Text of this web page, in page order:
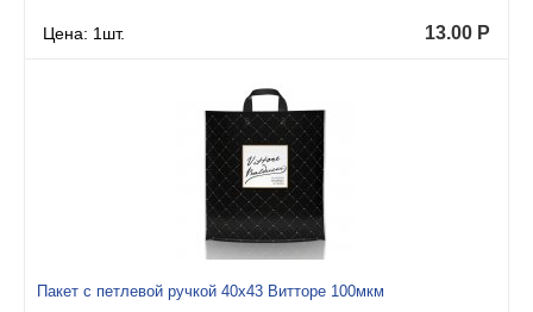
Цена: 1шт. 13.00 Р
Пакет с петлевой ручкой 40x43 Витторе 100мкм